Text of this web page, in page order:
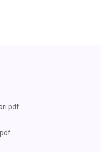
pdf